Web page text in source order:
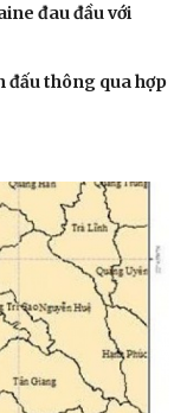
đau đầu với
đấu thông qua hợp